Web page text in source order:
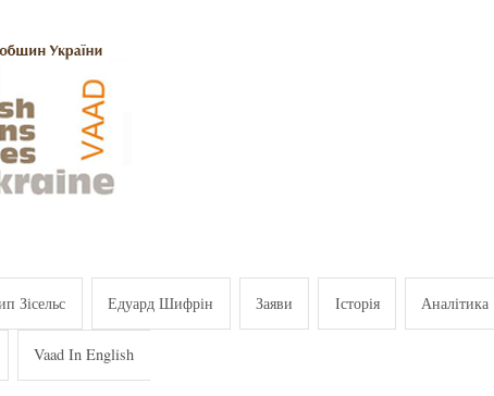
Зісельс Едуард Шифрін Заяви Історія Аналітика
Vaad In English